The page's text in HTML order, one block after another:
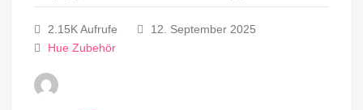
2.15K Aufrufe
12. September 2025
Hue Zubehör